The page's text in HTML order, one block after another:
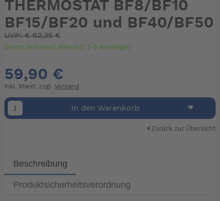
THERMOSTAT BF8/BF10
BF15/BF20 und BF40/BF50
UVP:€62,35 €
Sofort lieferbar(Lieferzeit: 1-3 Werktage)
59,90 €
inkl. Mwst. zzgl. Versand
In den Warenkorb
Zurück zur Übersicht
Beschreibung
Produktsicherheitsverordnung